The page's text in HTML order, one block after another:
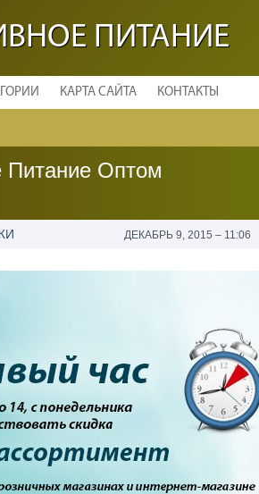
ПИТАНИЕ
КАРТА САЙТА КОНТАКТЫ
Питание Оптом
ДЕКАБРЬ 9, 2015 – 11:06